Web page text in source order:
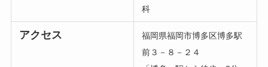
科
アクセス
福岡県福岡市博多区博多駅
前３－８－２４